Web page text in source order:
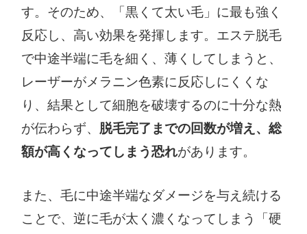
す。そのため、「黒くて太い毛」に最も強く
反応し、高い効果を発揮します。エステ脱毛
で中途半端に毛を細く、薄くしてしまうと、
レーザーがメラニン色素に反応しにくくな
り、結果として細胞を破壊するのに十分な熱
が伝わらず、 脱毛完了までの回数が増え、総
額が高くなってしまう恐れがあります。
また、毛に中途半端なダメージを与え続ける
ことで、逆に毛が太く濃くなってしまう「硬